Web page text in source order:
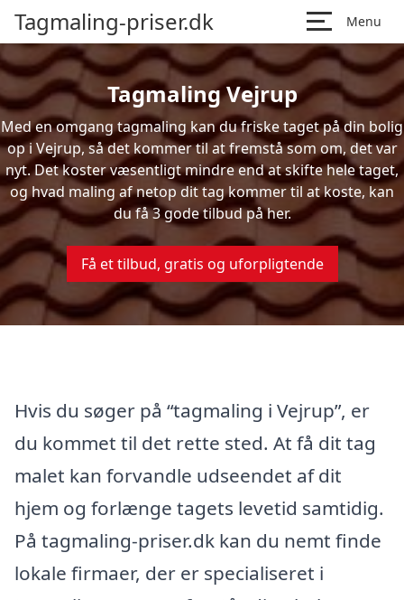
Tagmaling-priser.dk Menu
Tagmaling Vejrup
Med en omgang tagmaling kan du friske taget på din bolig
op i Vejrup, så det kommer til at fremstå som om, det var
nyt. Det koster væsentligt mindre end at skifte hele taget,
og hvad maling af netop dit tag kommer til at koste, kan
du få 3 gode tilbud på her.
Få et tilbud, gratis og uforpligtende
Hvis du søger på “tagmaling i Vejrup”, er
du kommet til det rette sted. At få dit tag
malet kan forvandle udseendet af dit
hjem og forlænge tagets levetid samtidig.
På tagmaling-priser.dk kan du nemt finde
lokale firmaer, der er specialiseret i